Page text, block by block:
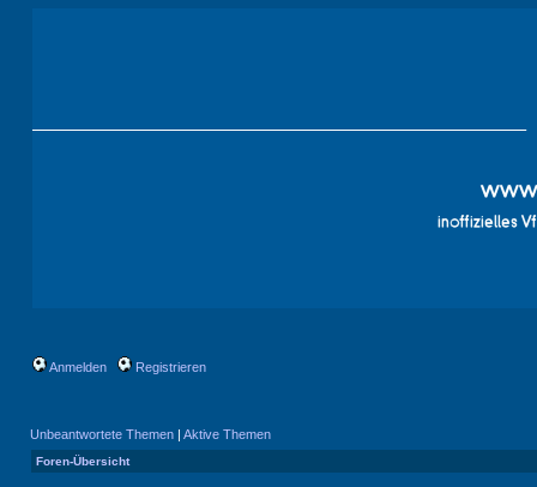
Anmelden Registrieren
Unbeantwortete Themen | Aktive Themen
Foren-Übersicht